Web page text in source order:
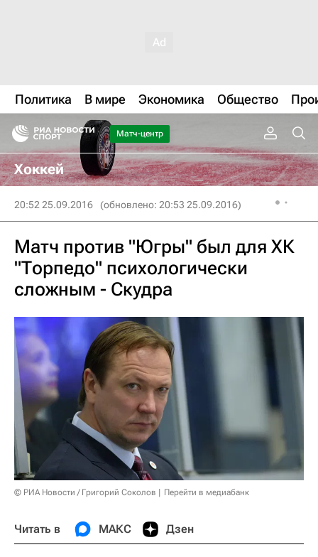
Политика В мире Экономика Общество
Матч-центр
Хоккей
20:52 25.09.2016 (обновлено: 20:53 25.09.2016)
Матч против "Югры" был для ХК
"Торпедо" психологически
сложным - Скудра
© РИА Новости / Григорий Соколов Перейти в медиабанк
Читать в МАКС Дзен